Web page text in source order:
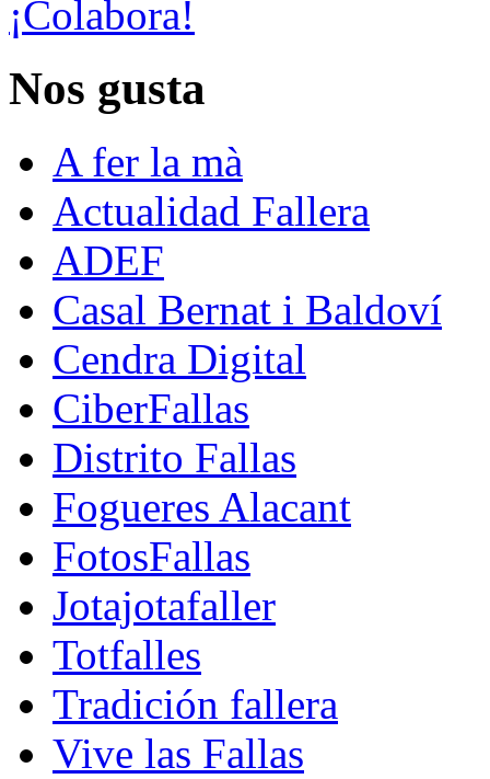
¡Colabora!
Nos gusta
A fer la mà
Actualidad Fallera
ADEF
Casal Bernat i Baldoví
Cendra Digital
CiberFallas
Distrito Fallas
Fogueres Alacant
FotosFallas
Jotajotafaller
Totfalles
Tradición fallera
Vive las Fallas